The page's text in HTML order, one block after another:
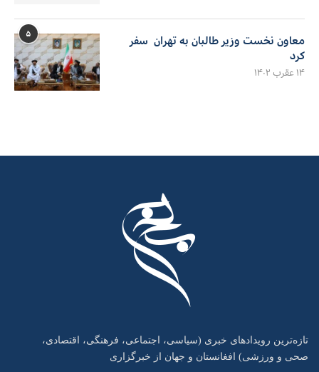
۵
معاون نخست وزیر طالبان به تهران سفر
کرد
۱۴ عقرب ۱۴۰۲
تازه‌ترین رویدادهای خبری (سیاسی، اجتماعی، فرهنگی، اقتصادی،
صحی و ورزشی) افغانستان و جهان از خبرگزاری